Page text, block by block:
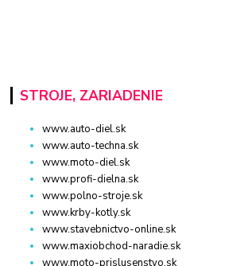
STROJE, ZARIADENIE
www.auto-diel.sk
www.auto-techna.sk
www.moto-diel.sk
www.profi-dielna.sk
www.polno-stroje.sk
www.krby-kotly.sk
www.stavebnictvo-online.sk
www.maxiobchod-naradie.sk